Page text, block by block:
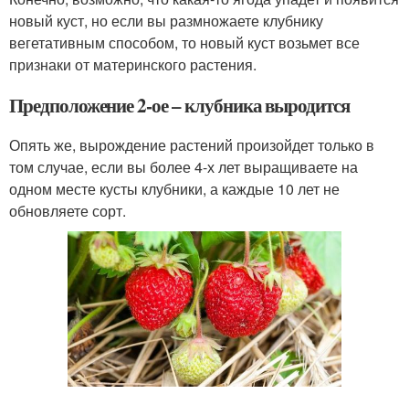
новый куст, но если вы размножаете клубнику
вегетативным способом, то новый куст возьмет все
признаки от материнского растения.
Предположение 2-ое – клубника выродится
Опять же, вырождение растений произойдет только в
том случае, если вы более 4-х лет выращиваете на
одном месте кусты клубники, а каждые 10 лет не
обновляете сорт.